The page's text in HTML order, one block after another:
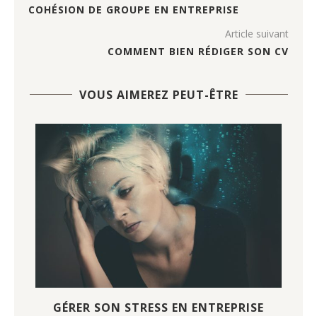
COHÉSION DE GROUPE EN ENTREPRISE
Article suivant
COMMENT BIEN RÉDIGER SON CV
VOUS AIMEREZ PEUT-ÊTRE
GÉRER SON STRESS EN ENTREPRISE